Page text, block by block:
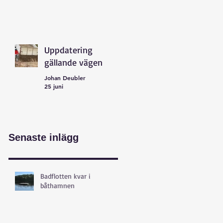
Uppdatering
gällande vägen
Johan Deubler
25 juni
Senaste inlägg
Badflotten kvar i
båthamnen